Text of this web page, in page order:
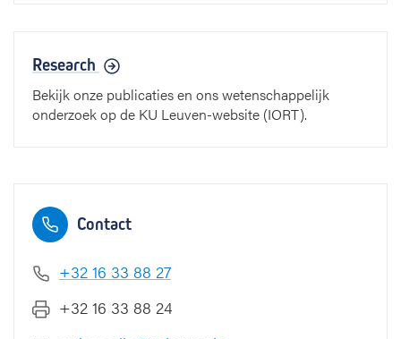
Research
Bekijk onze publicaties en ons wetenschappelijk
onderzoek op de KU Leuven-website (IORT).
Contact
+32 16 33 88 27
+32 16 33 88 24